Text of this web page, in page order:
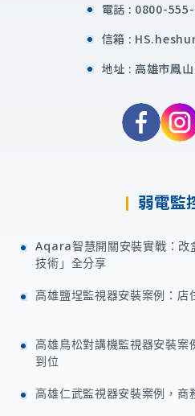
電話 : 0800-
信箱 :
地址 :高雄市鳳
弱電監
Aqara智慧開關安裝實戰：改
技術」全分享
高雄鹽埕監視器安裝案例：店
高雄鳥松對講機監視器安裝案
到位
高雄仁武監視器安裝案例，商